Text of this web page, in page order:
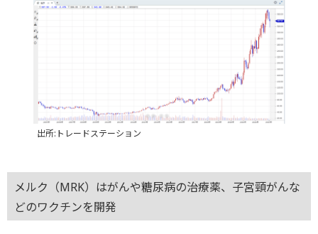
出所:トレードステーション
メルク（MRK）はがんや糖尿病の治療薬、子宮頸がんな
どのワクチンを開発